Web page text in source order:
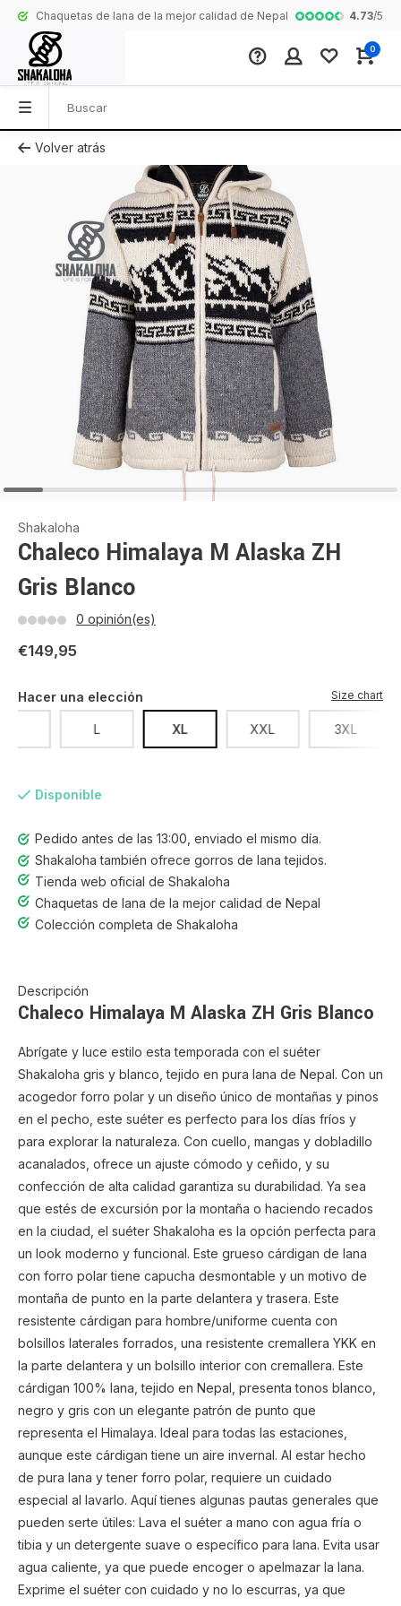
Chaquetas de lana de la mejor calidad de Nepal Colección
4.73/5
0
Volver atrás
Shakaloha
Chaleco Himalaya M Alaska ZH
Gris Blanco
0 opinión(es)
€149,95
Hacer una elección
L XL XXL 3XL
Size chart
Disponible
Pedido antes de las 13:00, enviado el mismo día.
Shakaloha también ofrece gorros de lana tejidos.
Tienda web oficial de Shakaloha
Chaquetas de lana de la mejor calidad de Nepal
Colección completa de Shakaloha
Descripción
Chaleco Himalaya M Alaska ZH Gris Blanco
Abrígate y luce estilo esta temporada con el suéter
Shakaloha gris y blanco, tejido en pura lana de Nepal. Con un
acogedor forro polar y un diseño único de montañas y pinos
en el pecho, este suéter es perfecto para los días fríos y
para explorar la naturaleza. Con cuello, mangas y dobladillo
acanalados, ofrece un ajuste cómodo y ceñido, y su
confección de alta calidad garantiza su durabilidad. Ya sea
que estés de excursión por la montaña o haciendo recados
en la ciudad, el suéter Shakaloha es la opción perfecta para
un look moderno y funcional. Este grueso cárdigan de lana
con forro polar tiene capucha desmontable y un motivo de
montaña de punto en la parte delantera y trasera. Este
resistente cárdigan para hombre/uniforme cuenta con
bolsillos laterales forrados, una resistente cremallera YKK en
la parte delantera y un bolsillo interior con cremallera. Este
cárdigan 100% lana, tejido en Nepal, presenta tonos blanco,
negro y gris con un elegante patrón de punto que
representa el Himalaya. Ideal para todas las estaciones,
aunque este cárdigan tiene un aire invernal. Al estar hecho
de pura lana y tener forro polar, requiere un cuidado
especial al lavarlo. Aquí tienes algunas pautas generales que
pueden serte útiles: Lava el suéter a mano con agua fría o
tibia y un detergente suave o específico para lana. Evita usar
agua caliente, ya que puede encoger o apelmazar la lana.
Exprime el suéter con cuidado y no lo escurras, ya que